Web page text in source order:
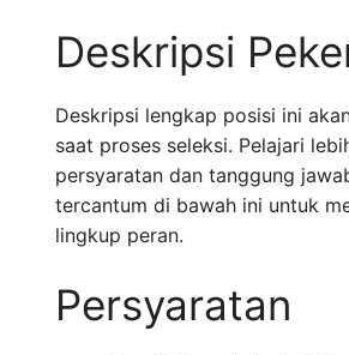
Deskripsi
Deskripsi lengkap posisi ini
saat proses seleksi. Pelajari
persyaratan dan tanggung
tercantum di bawah ini untuk
lingkup peran.
Persyaratan